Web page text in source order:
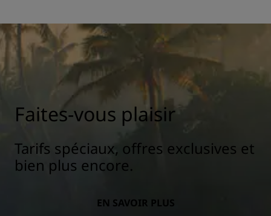
Faites-vous plaisir
Tarifs spéciaux, offres exclusives et
bien plus encore.
EN SAVOIR PLUS